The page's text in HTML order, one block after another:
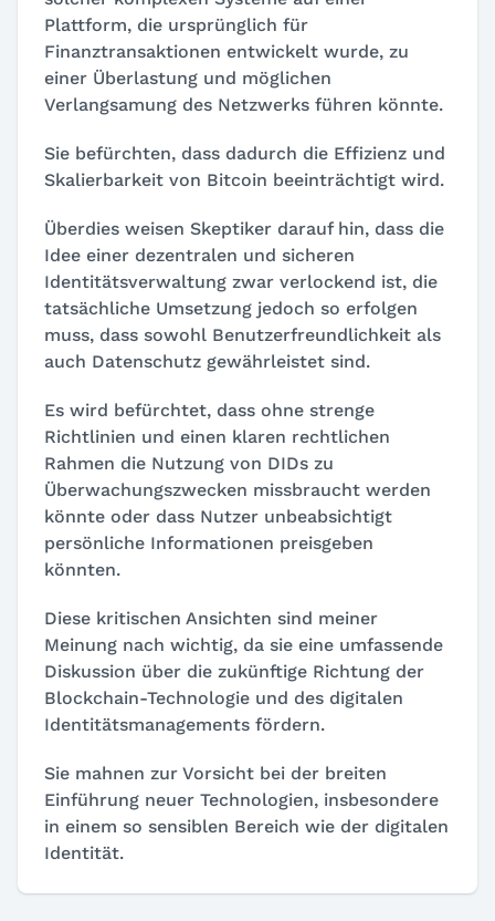
Plattform, die ursprünglich für
Finanztransaktionen entwickelt wurde, zu
einer Überlastung und möglichen
Verlangsamung des Netzwerks führen könnte.
Sie befürchten, dass dadurch die Effizienz und
Skalierbarkeit von Bitcoin beeinträchtigt wird.
Überdies weisen Skeptiker darauf hin, dass die
Idee einer dezentralen und sicheren
Identitätsverwaltung zwar verlockend ist, die
tatsächliche Umsetzung jedoch so erfolgen
muss, dass sowohl Benutzerfreundlichkeit als
auch Datenschutz gewährleistet sind.
Es wird befürchtet, dass ohne strenge
Richtlinien und einen klaren rechtlichen
Rahmen die Nutzung von DIDs zu
Überwachungszwecken missbraucht werden
könnte oder dass Nutzer unbeabsichtigt
persönliche Informationen preisgeben
könnten.
Diese kritischen Ansichten sind meiner
Meinung nach wichtig, da sie eine umfassende
Diskussion über die zukünftige Richtung der
Blockchain-Technologie und des digitalen
Identitätsmanagements fördern.
Sie mahnen zur Vorsicht bei der breiten
Einführung neuer Technologien, insbesondere
in einem so sensiblen Bereich wie der digitalen
Identität.